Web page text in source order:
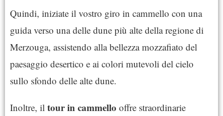
Quindi, iniziate il vostro giro in cammello con una
guida verso una delle dune più alte della regione di
Merzouga, assistendo alla bellezza mozzafiato del
paesaggio desertico e ai colori mutevoli del cielo
sullo sfondo delle alte dune.
Inoltre, il tour in cammello offre straordinarie